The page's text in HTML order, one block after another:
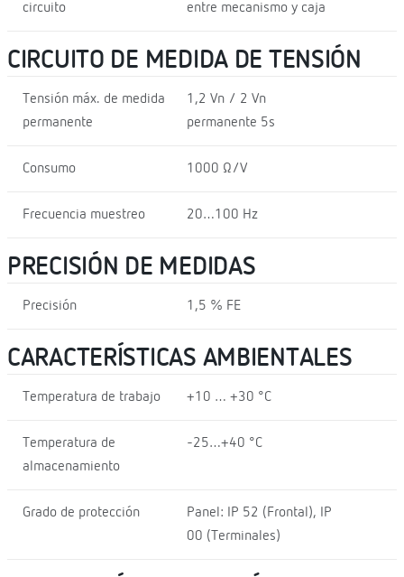
circuito
entre mecanismo y caja
CIRCUITO DE MEDIDA DE TENSIÓN
Tensión máx. de medida
permanente
1,2 Vn / 2 Vn
permanente 5s
Consumo 1000 Ω/V
Frecuencia muestreo 20…100 Hz
PRECISIÓN DE MEDIDAS
Precisión 1,5 % FE
CARACTERÍSTICAS AMBIENTALES
Temperatura de trabajo +10 … +30 °C
Temperatura de
almacenamiento
-25…+40 °C
Grado de protección
Panel: IP 52 (Frontal), IP
00 (Terminales)